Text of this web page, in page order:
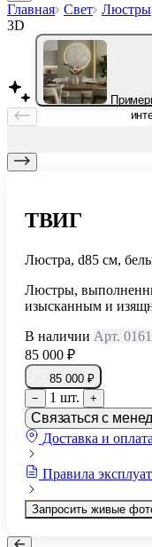
Главная Свет Люстры
3D
ТВИГ
Люстра, d85 см,
Люстры,
изысканным и
В наличии Арт.
85 000 ₽
85 000 ₽
−
1 шт. +
Связаться с
Доставка и оплата
Правила
Запросить живые